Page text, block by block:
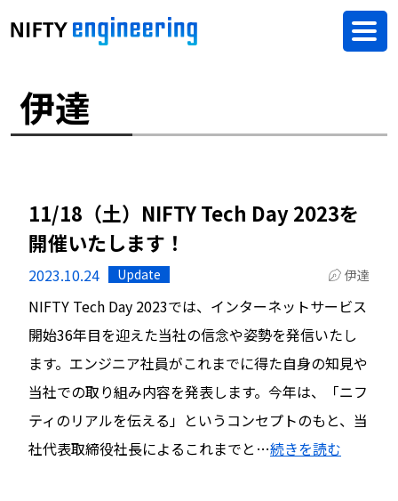
伊達
11/18（土）NIFTY Tech Day 2023を
開催いたします！
2023.10.24 Update 伊達
NIFTY Tech Day 2023では、インターネットサービス
開始36年目を迎えた当社の信念や姿勢を発信いたし
ます。エンジニア社員がこれまでに得た自身の知見や
当社での取り組み内容を発表します。今年は、「ニフ
ティのリアルを伝える」というコンセプトのもと、当
社代表取締役社長によるこれまでと…続きを読む